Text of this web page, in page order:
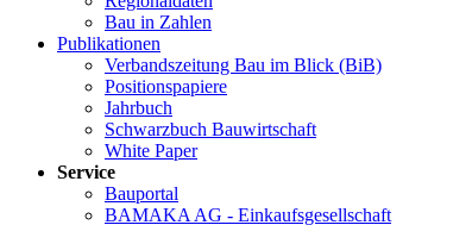
Bau in Zahlen
Publikationen
Verbandszeitung Bau im Blick (BiB)
Positionspapiere
Jahrbuch
Schwarzbuch Bauwirtschaft
White Paper
Service
Bauportal
BAMAKA AG - Einkaufsgesellschaft